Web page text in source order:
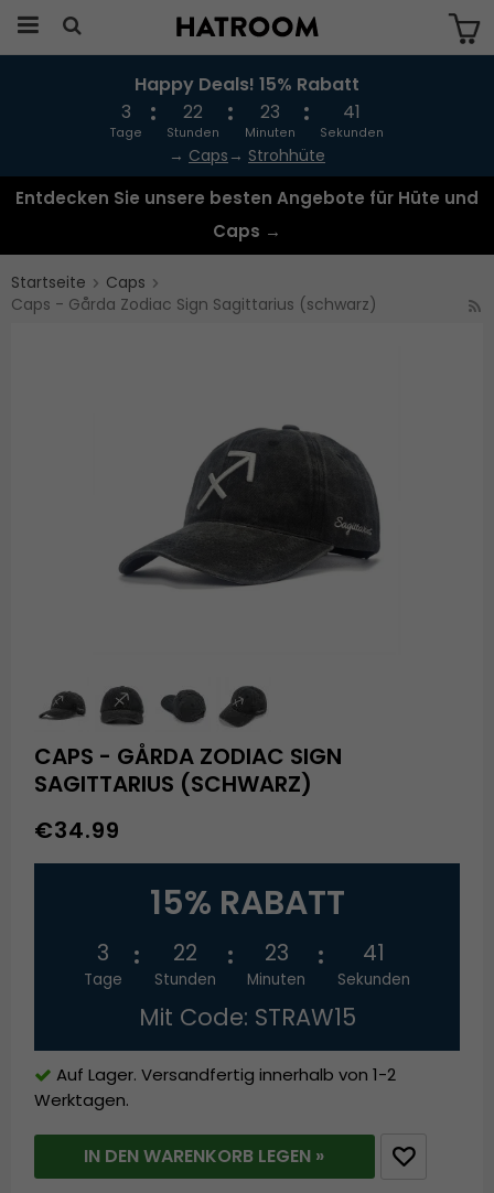
Das Produkt wurde in Ihren Warenkorb
gelegt
Happy Deals! 15% Rabatt
3
Tage
22
Stunden
23
Minuten
41
Sekunden
→ Caps → Strohhüte
Entdecken Sie unsere besten Angebote für Hüte und
Caps →
Startseite
Caps
Caps - Gårda Zodiac Sign Sagittarius (schwarz)
CAPS - GÅRDA ZODIAC SIGN
SAGITTARIUS (SCHWARZ)
€34.99
15% RABATT
3
Tage
22
Stunden
23
Minuten
41
Sekunden
Mit Code: STRAW15
Auf Lager. Versandfertig innerhalb von 1-2
Werktagen.
IN DEN WARENKORB LEGEN »